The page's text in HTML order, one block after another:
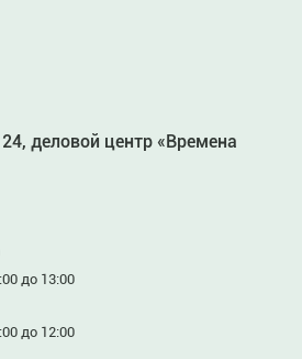
деловой центр «Времена
до 13:00
до 12:00